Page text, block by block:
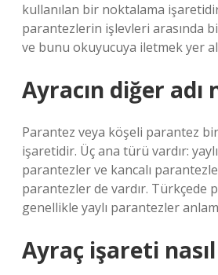
kullanılan bir noktalama
parantezlerin işlevleri arasında
ve bunu okuyucuya iletmek yer
Ayracın diğer adı
Parantez veya köşeli parantez
işaretidir. Üç ana türü vardır:
parantezler ve kancalı
parantezler de vardır. Türkçede
genellikle yaylı parantezler
Ayraç işareti nasıl